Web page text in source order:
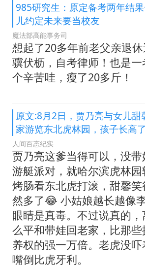
985研究生：原定备考两年结
儿约定未来要当校友
魔法部高能事务司
想起了20多年前老父亲退
骥伏枥，自考律师！也是
个辛苦哇，瘦了20多斤！
原文:8月2日，贾乃亮与女儿甜
家游览东北虎林园，孩子长高
人间百态纪实
贾乃亮这爹当得可以，没
游艇派对，就哈尔滨虎林
烤肠看东北虎打滚，甜馨
然多了😂 小姑娘越长越像
眼睛是真毒。不过说真的
么平和带娃回老家，比那
养权的强一万倍。老虎没
嘴倒比虎牙利。